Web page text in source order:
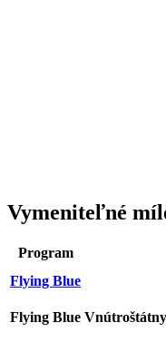
Vymeniteľné
Program
Flying Blue
Flying Blue Vnútroštátny